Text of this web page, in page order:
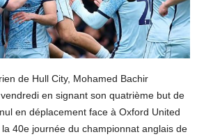
de Hull City, Mohamed Bachir
en signant son quatrième but de
en déplacement face à Oxford United
40e journée du championnat anglais de